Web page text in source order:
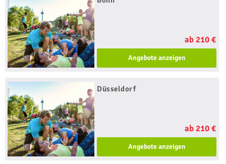
ab 210 €
Angebote anzeigen
Düsseldorf
ab 210 €
Angebote anzeigen